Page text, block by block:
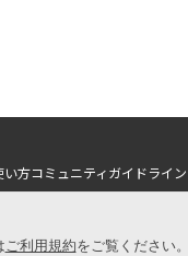
い方コミュニティガイドライン
ご利用規約をご覧ください